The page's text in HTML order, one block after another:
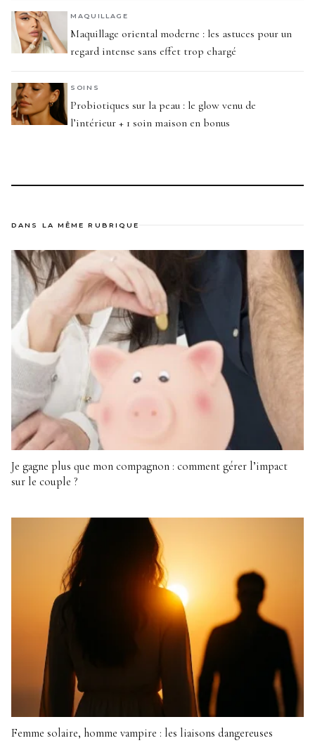
MAQUILLAGE
Maquillage oriental moderne : les astuces pour un
regard intense sans effet trop chargé
SOINS
Probiotiques sur la peau : le glow venu de
l’intérieur + 1 soin maison en bonus
DANS LA MÊME RUBRIQUE
Je gagne plus que mon compagnon : comment gérer l’impact
sur le couple ?
Femme solaire, homme vampire : les liaisons dangereuses